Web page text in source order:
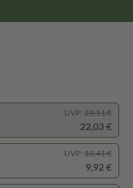
UVP: 23,11 €
22,03 €
UVP: 10,41 €
9,92 €